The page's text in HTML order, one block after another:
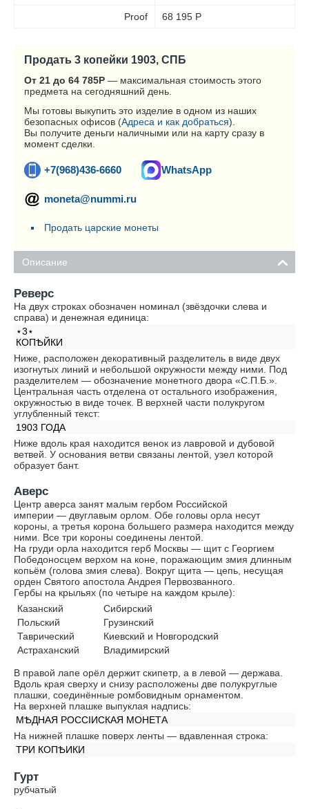
Proof 68 195 Р
Продать 3 копейки 1903, СПБ
От 21 до 64 785Р — максимальная стоимость этого
предмета на сегодняшний день.
Мы готовы выкупить это изделие в одном из наших
безопасных офисов (Адреса и как добраться).
Вы получите деньги наличными или на карту сразу в
момент сделки.
+7(968)436-6660 WhatsApp
moneta@nummi.ru
Продать царские монеты
Описание
Реверс
На двух строках обозначен номинал (звёздочки слева и
справа) и денежная единица:
⋆3⋆
КОПѢЙКИ
Ниже, расположен декоративный разделитель в виде двух
изогнутых линий и небольшой окружности между ними. Под
разделителем — обозначение монетного двора «С.П.Б.».
Центральная часть отделена от остального изображения,
окружностью в виде точек. В верхней части полукругом
углубленный текст:
1903 ГОДА
Ниже вдоль края находится венок из лавровой и дубовой
ветвей. У основания ветви связаны лентой, узел которой
образует бант.
Аверс
Центр аверса занят малым гербом Российской
империи — двуглавым орлом. Обе головы орла несут
короны, а третья корона большего размера находится между
ними. Все три короны соединены лентой.
На груди орла находится герб Москвы — щит с Георгием
Победоносцем верхом на коне, поражающим змия длинным
копьём (голова змия слева). Вокруг щита — цепь, несущая
орден Святого апостола Андрея Первозванного.
Гербы на крыльях (по четыре на каждом крыле):
Казанский
Польский
Таврический
Астраханский
Сибирский
Грузинский
Киевский и Новгородский
Владимирский
В правой лапе орёл держит скипетр, а в левой — держава.
Вдоль края сверху и снизу расположены две полукруглые
плашки, соединённые ромбовидным орнаментом.
На верхней плашке выпуклая надпись:
МѢДНАЯ РОССIИСКАЯ МОНЕТА
На нижней плашке поверх ленты — вдавленная строка:
ТРИ КОПѢИКИ
Гурт
рубчатый